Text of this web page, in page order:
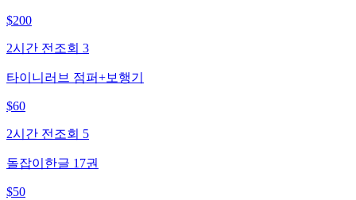
$200
2시간 전 조회 3
타이니러브 점퍼+보행기
$60
2시간 전 조회 5
돌잡이한글 17권
$50